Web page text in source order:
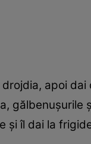
apoi
gălbenușurile
și îl dai la